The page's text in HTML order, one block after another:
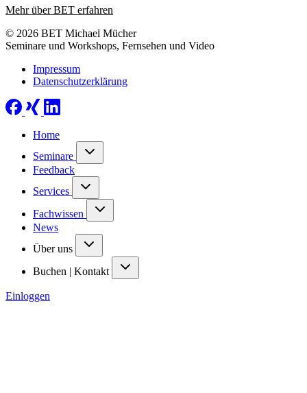
Mehr über BET erfahren
© 2026 BET Michael Mücher
Seminare und Workshops, Fernsehen und Video
Impressum
Datenschutzerklärung
Home
Seminare
Feedback
Services
Fachwissen
News
Über uns
Buchen | Kontakt
Einloggen